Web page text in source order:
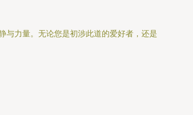
与力量。无论您是初涉此道的爱好者，还是